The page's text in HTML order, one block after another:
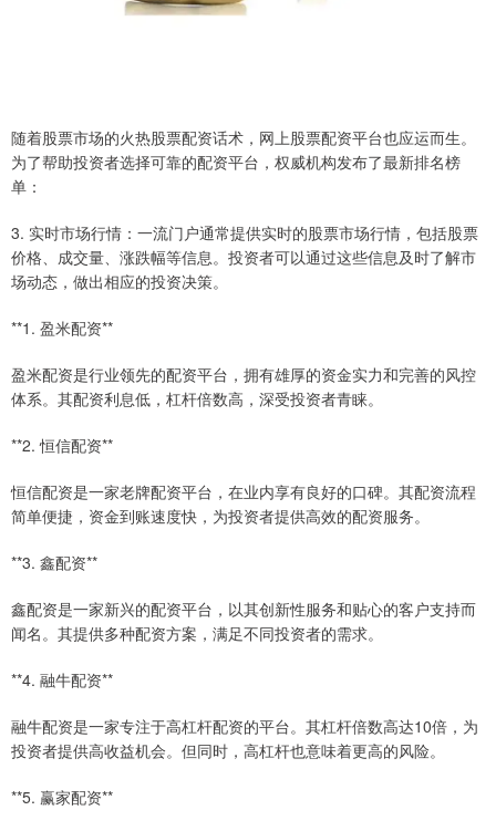
随着股票市场的火热股票配资话术，网上股票配资平台也应运而生。
为了帮助投资者选择可靠的配资平台，权威机构发布了最新排名榜
单：
3. 实时市场行情：一流门户通常提供实时的股票市场行情，包括股票
价格、成交量、涨跌幅等信息。投资者可以通过这些信息及时了解市
场动态，做出相应的投资决策。
**1. 盈米配资**
盈米配资是行业领先的配资平台，拥有雄厚的资金实力和完善的风控
体系。其配资利息低，杠杆倍数高，深受投资者青睐。
**2. 恒信配资**
恒信配资是一家老牌配资平台，在业内享有良好的口碑。其配资流程
简单便捷，资金到账速度快，为投资者提供高效的配资服务。
**3. 鑫配资**
鑫配资是一家新兴的配资平台，以其创新性服务和贴心的客户支持而
闻名。其提供多种配资方案，满足不同投资者的需求。
**4. 融牛配资**
融牛配资是一家专注于高杠杆配资的平台。其杠杆倍数高达10倍，为
投资者提供高收益机会。但同时，高杠杆也意味着更高的风险。
**5. 赢家配资**